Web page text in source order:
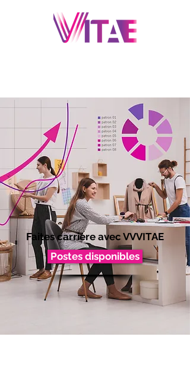
Faites carrière avec VVVITAE
Postes disponibles